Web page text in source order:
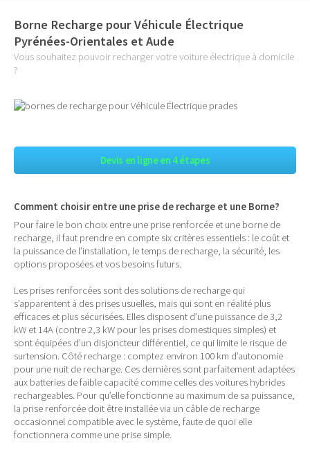
Borne Recharge pour Véhicule Électrique
Pyrénées-Orientales et Aude
Vous souhaitez pouvoir recharger votre voiture électrique à domicile
?
Devis en ligne en 4 étapes
Comment choisir entre une prise de recharge et une Borne?
Pour faire le bon choix entre une prise renforcée et une borne de
recharge, il faut prendre en compte six critères essentiels : le coût et
la puissance de l’installation, le temps de recharge, la sécurité, les
options proposées et vos besoins futurs.
Les prises renforcées sont des solutions de recharge qui
s’apparentent à des prises usuelles, mais qui sont en réalité plus
efficaces et plus sécurisées. Elles disposent d’une puissance de 3,2
kW et 14A (contre 2,3 kW pour les prises domestiques simples) et
sont équipées d’un disjoncteur différentiel, ce qui limite le risque de
surtension. Côté recharge : comptez environ 100 km d’autonomie
pour une nuit de recharge. Ces dernières sont parfaitement adaptées
aux batteries de faible capacité comme celles des voitures hybrides
rechargeables. Pour qu’elle fonctionne au maximum de sa puissance,
la prise renforcée doit être installée via un câble de recharge
occasionnel compatible avec le système, faute de quoi elle
fonctionnera comme une prise simple.